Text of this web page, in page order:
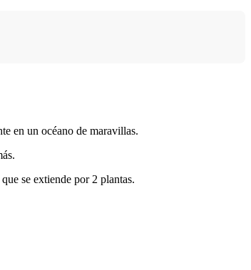
en un océano de maravillas.
se extiende por 2 plantas.